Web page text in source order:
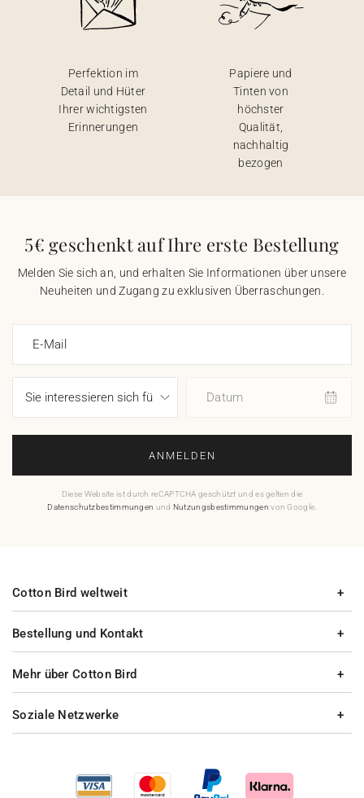
Perfektion im
Detail und Hüter
Ihrer wichtigsten
Erinnerungen
Papiere und
Tinten von
höchster
Qualität,
nachhaltig
bezogen
5€ geschenkt auf Ihre erste Bestellung
Melden Sie sich an, und erhalten Sie Informationen über unsere
Neuheiten und Zugang zu exklusiven Überraschungen.
E-Mail
Datum
ANMELDEN
Diese Website ist durch reCAPTCHA geschützt und es gelten die
Datenschutzbestimmungen und Nutzungsbestimmungen von Google.
Bestellung und Kontakt
Mehr über Cotton Bird
Cotton Bird weltweit
Soziale Netzwerke